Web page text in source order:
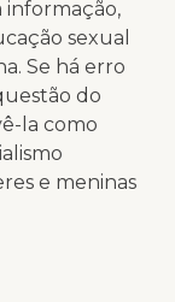
informação,
sexual
Se há erro
do
la como
e meninas